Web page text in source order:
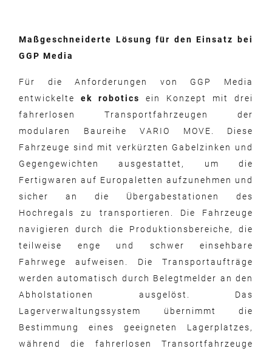
Maßgeschneiderte Lösung für den Einsatz bei
GGP Media
Für die Anforderungen von GGP Media
entwickelte ek robotics
ein Konzept mit drei
fahrerlosen Transportfahrzeugen der
modularen Baureihe VARIO MOVE. Diese
Fahrzeuge sind mit verkürzten Gabelzinken und
Gegengewichten ausgestattet, um die
Fertigwaren auf Europaletten aufzunehmen und
sicher an die Übergabestationen des
Hochregals zu transportieren. Die Fahrzeuge
navigieren durch die Produktionsbereiche, die
teilweise enge und schwer einsehbare
Fahrwege aufweisen. Die Transportaufträge
werden automatisch durch Belegtmelder an den
Abholstationen ausgelöst. Das
Lagerverwaltungssystem übernimmt die
Bestimmung eines geeigneten Lagerplatzes,
während die fahrerlosen Transortfahrzeuge